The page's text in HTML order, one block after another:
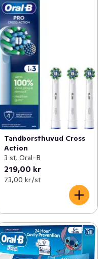
Tandborsthuvud Cross
Action
3 st, Oral-B
219,00 kr
73,00 kr /st